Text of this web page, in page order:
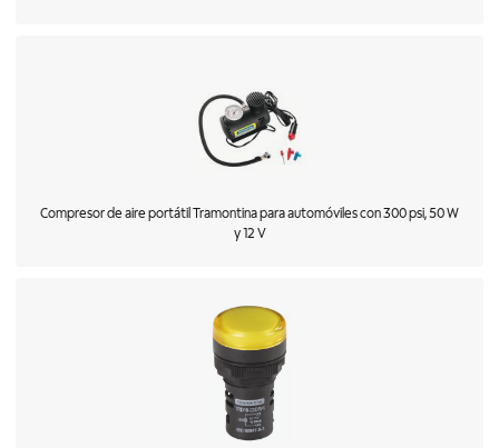
Compresor de aire portátil Tramontina para automóviles con 300 psi, 50 W
y 12 V